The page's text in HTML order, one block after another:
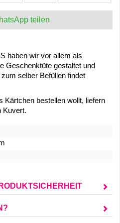
teilen
haben wir vor allem als
Geschenktüte gestaltet und
selber Befüllen findet
Kärtchen bestellen wollt, liefern
Kuvert.